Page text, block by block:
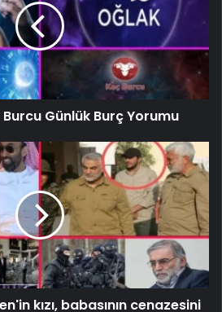
Burcu Günlük Burç Yorumu
kızı, babasının cenazesini